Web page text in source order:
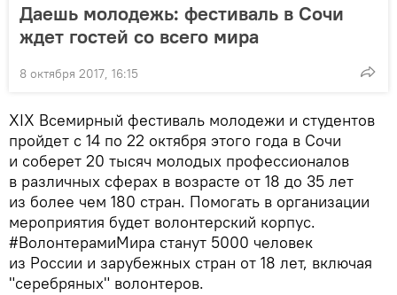
Даешь молодежь: фестиваль в Сочи
ждет гостей со всего мира
8 октября 2017, 16:15
XIX Всемирный фестиваль молодежи и студентов
пройдет с 14 по 22 октября этого года в Сочи
и соберет 20 тысяч молодых профессионалов
в различных сферах в возрасте от 18 до 35 лет
из более чем 180 стран. Помогать в организации
мероприятия будет волонтерский корпус.
#ВолонтерамиМира станут 5000 человек
из России и зарубежных стран от 18 лет, включая
"серебряных" волонтеров.